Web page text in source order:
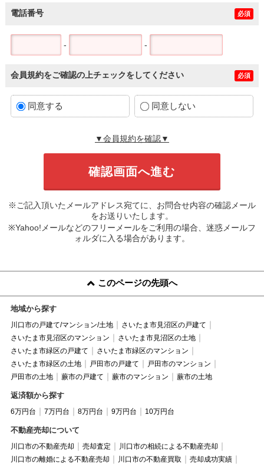
電話番号 必須
- -
会員規約をご確認の上チェックをしてください 必須
同意する 同意しない
▼会員規約を確認▼
※ご記入頂いたメールアドレス宛てに、お問合せ内容の確認メール
をお送りいたします。
※Yahoo!メールなどのフリーメールをご利用の場合、迷惑メールフ
ォルダに入る場合があります。
このページの先頭へ
地域から探す
川口市の戸建て/マンション/土地
さいたま市見沼区の戸建て
さいたま市見沼区のマンション
さいたま市見沼区の土地
さいたま市緑区の戸建て
さいたま市緑区のマンション
さいたま市緑区の土地
戸田市の戸建て
戸田市のマンション
戸田市の土地
蕨市の戸建て 蕨市のマンション 蕨市の土地
返済額から探す
6万円台 7万円台 8万円台 9万円台 10万円台
不動産売却について
川口市の不動産売却 売却査定
川口市の相続による不動産売却
川口市の離婚による不動産売却
川口市の不動産買取
売却成功実績